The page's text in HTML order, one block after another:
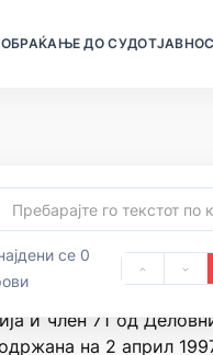
ОБРАЌАЊЕ ДО СУДОТ
се 0
и член 71 од
на 2 април